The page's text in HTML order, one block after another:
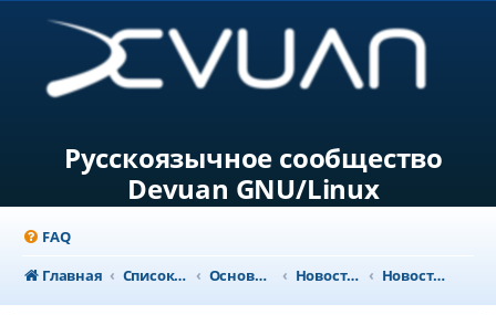
Русскоязычное сообщество
Devuan GNU/Linux
FAQ
Главная
Список форумов Основной раздел Новости и объявления Новости из мира GNU/Linux